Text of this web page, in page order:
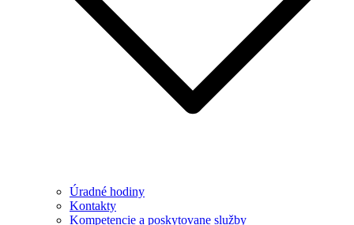
Úradné hodiny
Kontakty
Kompetencie a poskytovane služby